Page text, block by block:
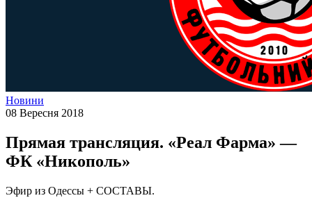
Новини
08 Вересня 2018
Прямая трансляция. «Реал Фарма» —
ФК «Никополь»
Эфир из Одессы + СОСТАВЫ.